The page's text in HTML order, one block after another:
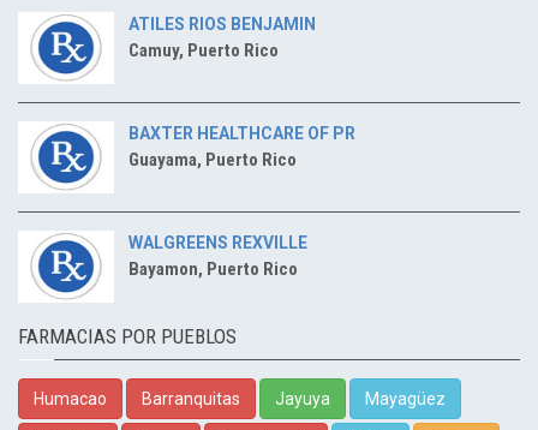
ATILES RIOS BENJAMIN
Camuy, Puerto Rico
BAXTER HEALTHCARE OF PR
Guayama, Puerto Rico
WALGREENS REXVILLE
Bayamon, Puerto Rico
FARMACIAS POR PUEBLOS
Humacao Barranquitas Jayuya Mayagüez